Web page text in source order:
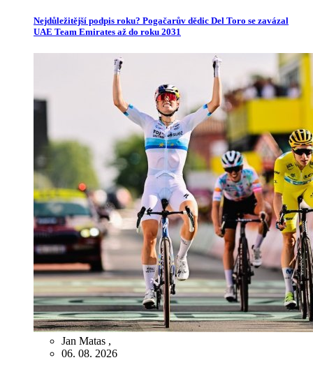
Nejdůležitější podpis roku? Pogačarův dědic Del Toro se zavázal
UAE Team Emirates až do roku 2031
Jan Matas ,
06. 08. 2026